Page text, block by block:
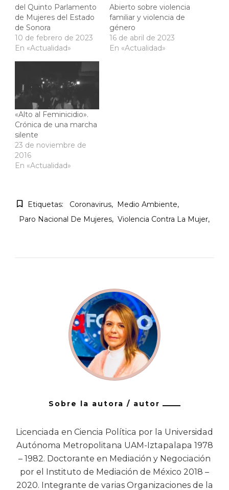
del Quinto Parlamento
de Mujeres del Estado
de Sonora
10 de febrero de 2023
En «Actualidad»
Abierto sobre violencia
familiar y violencia de
género
16 de abril de 2023
En «Actualidad»
«Alto al Feminicidio».
Crónica de una marcha
silente
23 de noviembre de
2016
En «Actualidad»
Etiquetas: Coronavirus
Medio Ambiente
Paro Nacional De Mujeres
Violencia Contra La Mujer
Sobre la autora / autor
Licenciada en Ciencia Política por la Universidad
Autónoma Metropolitana UAM-Iztapalapa 1978
– 1982. Doctorante en Mediación y Negociación
por el Instituto de Mediación de México 2018 –
2020. Integrante de varias Organizaciones de la